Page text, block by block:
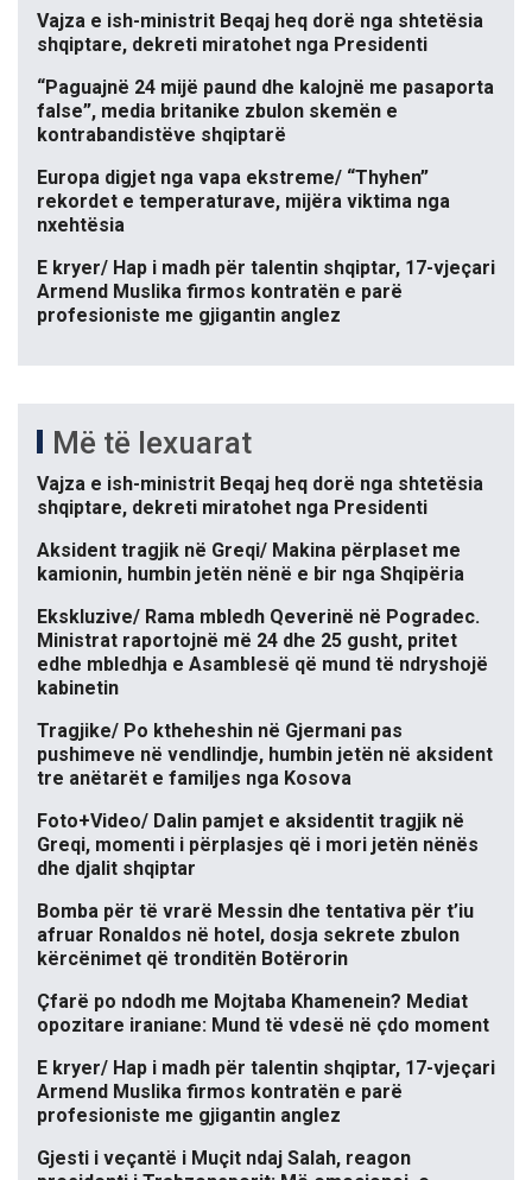
Vajza e ish-ministrit Beqaj heq dorë nga shtetësia
shqiptare, dekreti miratohet nga Presidenti
“Paguajnë 24 mijë paund dhe kalojnë me pasaporta
false”, media britanike zbulon skemën e
kontrabandistëve shqiptarë
Europa digjet nga vapa ekstreme/ “Thyhen”
rekordet e temperaturave, mijëra viktima nga
nxehtësia
E kryer/ Hap i madh për talentin shqiptar, 17-vjeçari
Armend Muslika firmos kontratën e parë
profesioniste me gjigantin anglez
Më të lexuarat
Vajza e ish-ministrit Beqaj heq dorë nga shtetësia
shqiptare, dekreti miratohet nga Presidenti
Aksident tragjik në Greqi/ Makina përplaset me
kamionin, humbin jetën nënë e bir nga Shqipëria
Ekskluzive/ Rama mbledh Qeverinë në Pogradec.
Ministrat raportojnë më 24 dhe 25 gusht, pritet
edhe mbledhja e Asamblesë që mund të ndryshojë
kabinetin
Tragjike/ Po ktheheshin në Gjermani pas
pushimeve në vendlindje, humbin jetën në aksident
tre anëtarët e familjes nga Kosova
Foto+Video/ Dalin pamjet e aksidentit tragjik në
Greqi, momenti i përplasjes që i mori jetën nënës
dhe djalit shqiptar
Bomba për të vrarë Messin dhe tentativa për t’iu
afruar Ronaldos në hotel, dosja sekrete zbulon
kërcënimet që tronditën Botërorin
Çfarë po ndodh me Mojtaba Khamenein? Mediat
opozitare iraniane: Mund të vdesë në çdo moment
E kryer/ Hap i madh për talentin shqiptar, 17-vjeçari
Armend Muslika firmos kontratën e parë
profesioniste me gjigantin anglez
Gjesti i veçantë i Muçit ndaj Salah, reagon